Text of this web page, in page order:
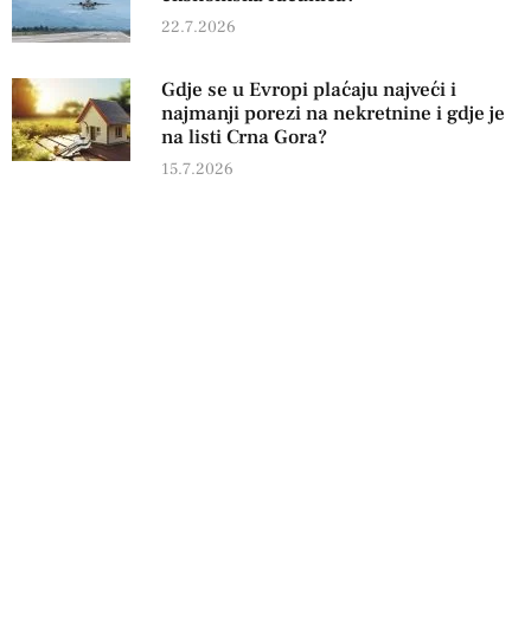
22.7.2026
Gdje se u Evropi plaćaju najveći i
najmanji porezi na nekretnine i gdje je
na listi Crna Gora?
15.7.2026